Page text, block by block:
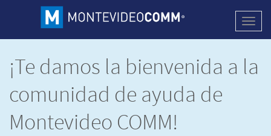
¡Te damos la bienvenida a la
comunidad de ayuda de
Montevideo COMM!